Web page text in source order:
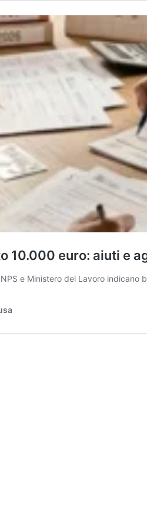
10.000 euro: aiuti e
e Ministero del Lavoro